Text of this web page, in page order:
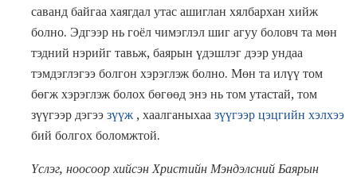
саванд байгаа хаягдал утас ашиглан хялбархан хийж
болно. Эдгээр нь гоёл чимэглэл шиг агуу боловч та мөн
тэдний нэрийг тавьж, баярын үдэшлэг дээр ундаа
тэмдэглэгээ болгон хэрэглэж болно. Мөн та илүү том
бөгж хэрэглэж болох бөгөөд энэ нь том утастай, том
зүүгээр дэгээ зүүж , хаалганыхаа зүүгээр цэцгийн хэлхээ
бий болгох боломжтой.
Үслэг, ноосоор хийсэн Христийн Мэндэлсний Баярын